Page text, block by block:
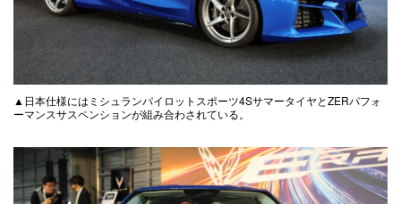
▲日本仕様にはミシュランパイロットスポーツ4SサマータイヤとZERパフォ
ーマンスサスペンションが組み合わされている。